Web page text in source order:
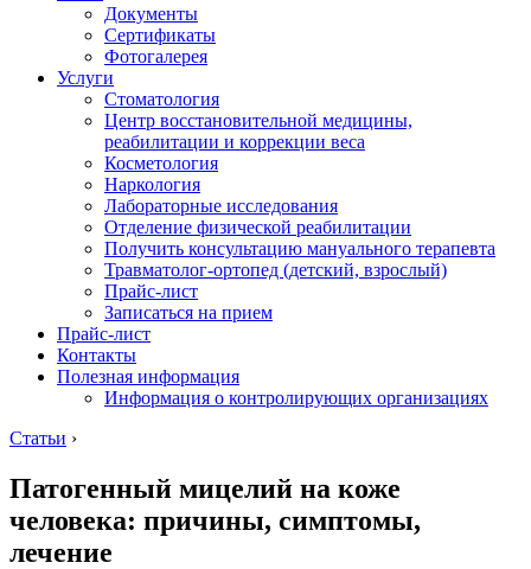
Документы
Сертификаты
Фотогалерея
Услуги
Стоматология
Центр восстановительной медицины,
реабилитации и коррекции веса
Косметология
Наркология
Лабораторные исследования
Отделение физической реабилитации
Получить консультацию мануального терапевта
Травматолог-ортопед (детский, взрослый)
Прайс-лист
Записаться на прием
Прайс-лист
Контакты
Полезная информация
Информация о контролирующих организациях
Статьи ›
Патогенный мицелий на коже
человека: причины, симптомы,
лечение